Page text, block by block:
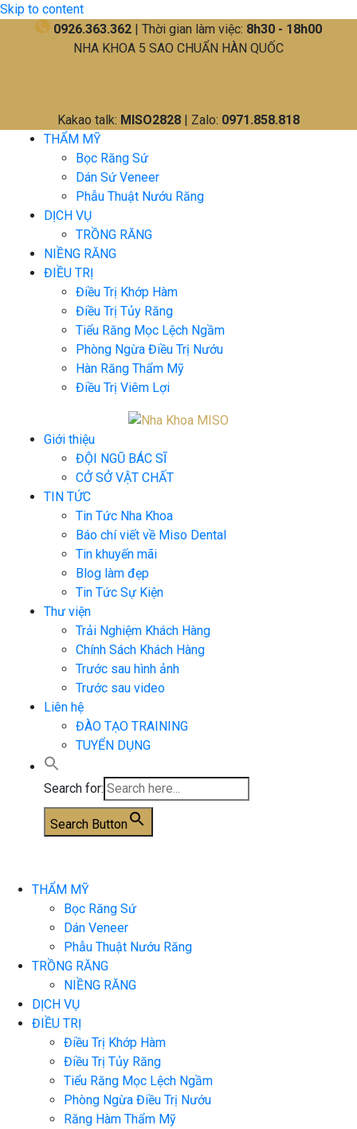
Skip to content
0926.363.362| Thời gian làm việc: 8h30 - 18h00
NHA KHOA 5 SAO CHUẨN HÀN QUỐC
Kakao talk: MISO2828 | Zalo: 0971.858.818
THẨM MỸ
Bọc Răng Sứ
Dán Sứ Veneer
Phẫu Thuật Nướu Răng
DỊCH VỤ
TRỒNG RĂNG
NIỀNG RĂNG
ĐIỀU TRỊ
Điều Trị Khớp Hàm
Điều Trị Tủy Răng
Tiểu Răng Mọc Lệch Ngầm
Phòng Ngừa Điều Trị Nướu
Hàn Răng Thẩm Mỹ
Điều Trị Viêm Lợi
Giới thiệu
ĐỘI NGŨ BÁC SĨ
CỞ SỞ VẬT CHẤT
TIN TỨC
Tin Tức Nha Khoa
Báo chí viết về Miso Dental
Tin khuyến mãi
Blog làm đẹp
Tin Tức Sự Kiện
Thư viện
Trải Nghiệm Khách Hàng
Chính Sách Khách Hàng
Trước sau hình ảnh
Trước sau video
Liên hệ
ĐÀO TẠO TRAINING
TUYỂN DỤNG
Search for:
Search Button
THẨM MỸ
Bọc Răng Sứ
Dán Veneer
Phẫu Thuật Nướu Răng
TRỒNG RĂNG
NIỀNG RĂNG
DỊCH VỤ
ĐIỀU TRỊ
Điều Trị Khớp Hàm
Điều Trị Tủy Răng
Tiểu Răng Mọc Lệch Ngầm
Phòng Ngừa Điều Trị Nướu
Răng Hàm Thẩm Mỹ